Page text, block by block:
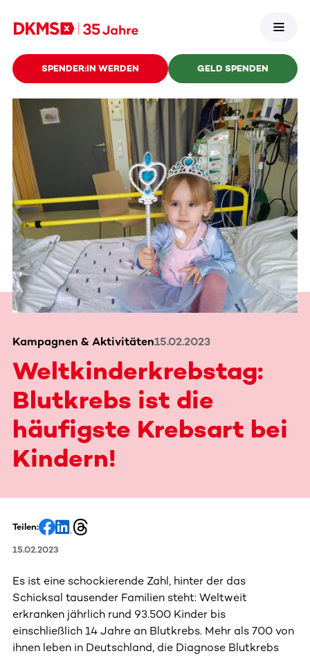
SPENDER:IN WERDEN GELD SPENDEN
Kampagnen & Aktivitäten15.02.2023
Weltkinderkrebstag:
Blutkrebs ist die
häufigste Krebsart bei
Kindern!
Teilen:
15.02.2023
Es ist eine schockierende Zahl, hinter der das
Schicksal tausender Familien steht: Weltweit
erkranken jährlich rund 93.500 Kinder bis
einschließlich 14 Jahre an Blutkrebs. Mehr als 700 von
ihnen leben in Deutschland, die Diagnose Blutkrebs